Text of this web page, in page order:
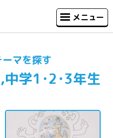
メニュー
マを探す
学1･2･3年生